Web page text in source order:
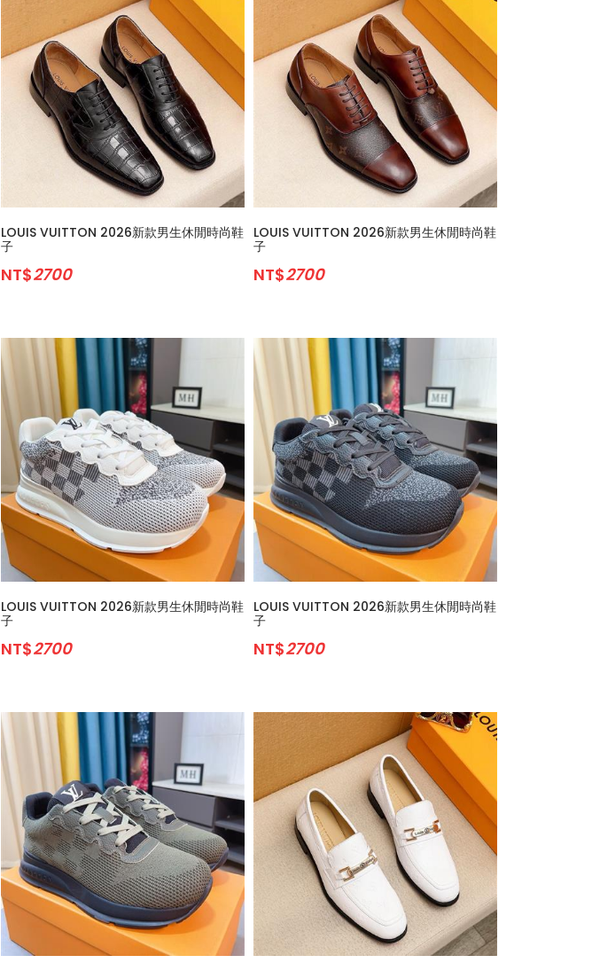
LOUIS VUITTON 2026新款男生休閒時尚鞋
子
NT$2700
LOUIS VUITTON 2026新款男生休閒時尚鞋
子
NT$2700
LOUIS VUITTON 2026新款男生休閒時尚鞋
子
NT$2700
LOUIS VUITTON 2026新款男生休閒時尚鞋
子
NT$2700